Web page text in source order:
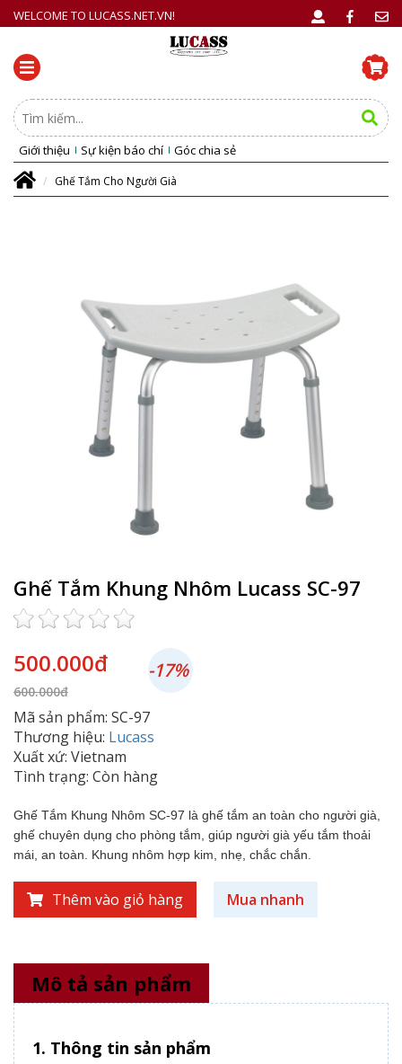
WELCOME TO LUCASS.NET.VN!
Giới thiệu Sự kiện báo chí Góc chia sẻ
Ghế Tắm Cho Người Già
Ghế Tắm Khung Nhôm Lucass SC-97
500.000đ
600.000đ
-17%
Mã sản phẩm: SC-97
Thương hiệu: Lucass
Xuất xứ: Vietnam
Tình trạng: Còn hàng
Ghế Tắm Khung Nhôm SC-97 là ghế tắm an toàn cho người già,
ghế chuyên dụng cho phòng tắm, giúp người già yếu tắm thoải
mái, an toàn. Khung nhôm hợp kim, nhẹ, chắc chắn.
Thêm vào giỏ hàng Mua nhanh
Mô tả sản phẩm
1. Thông tin sản phẩm